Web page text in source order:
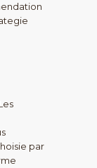
par